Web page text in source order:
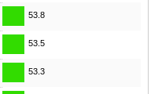
53.8
53.5
53.3